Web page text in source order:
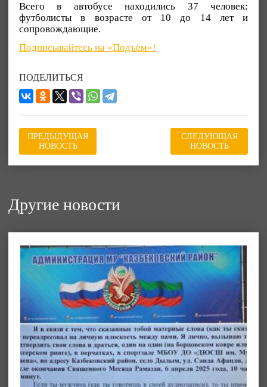
Всего в автобусе находились 37 человек:
футболисты в возрасте от 10 до 14 лет и
сопровождающие.
Подписывайтесь на «Подъём»!
ПОДЕЛИТЬСЯ
ПРЕДЫДУЩАЯ
НОВОСТЬ
СЛЕДУЮЩАЯ
НОВОСТЬ
Другие новости